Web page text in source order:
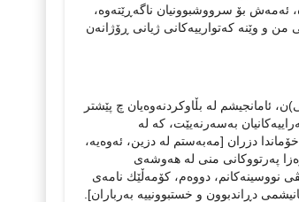
ئەمەش بۆ سرووشبوونیان ناگەڕێتەوە،
و وێنە كەتوارییەكانی ژیانی ڕۆژانەن
ئامانجیشم لە بڵاوكردنەوەیان چ پێشتر
بەسەرنەیێت، كە لە
دزران [مەبەستم لە دزین، ئەوەیە،
پەرتووكانی منی لە هەوشەی
نووسینەكانم، دووەم، كۆمەڵێك نامەی
دڕاندبوون و خستبوونییە بەرباران].